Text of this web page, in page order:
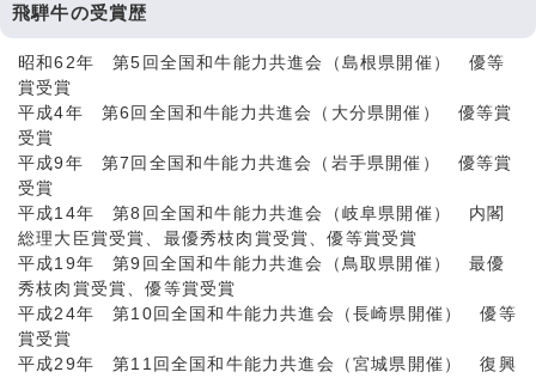
飛騨牛の受賞歴
昭和62年 第5回全国和牛能力共進会（島根県開催） 優等
賞受賞
平成4年 第6回全国和牛能力共進会（大分県開催） 優等賞
受賞
平成9年 第7回全国和牛能力共進会（岩手県開催） 優等賞
受賞
平成14年 第8回全国和牛能力共進会（岐阜県開催） 内閣
総理大臣賞受賞、最優秀枝肉賞受賞、優等賞受賞
平成19年 第9回全国和牛能力共進会（鳥取県開催） 最優
秀枝肉賞受賞、優等賞受賞
平成24年 第10回全国和牛能力共進会（長崎県開催） 優等
賞受賞
平成29年 第11回全国和牛能力共進会（宮城県開催） 復興